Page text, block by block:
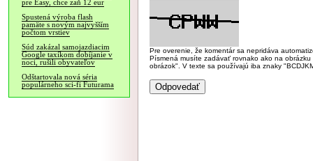
pre Easy, chce zaň 12 eur
Spustená výroba flash
pamäte s novým najvyšším
počtom vrstiev
Súd zakázal samojazdiacim
Google taxíkom dobíjanie v
noci, rušili obyvateľov
Odštartovala nová séria
populárneho sci-fi Futurama
Pre overenie, že komentár sa nepridáva
Písmená musíte zadávať rovnako ako na
obrázok". V texte sa používajú iba znaky